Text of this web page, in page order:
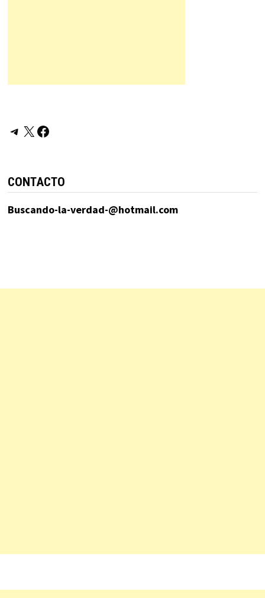
Telegram
X Facebook
CONTACTO
Buscando-la-verdad-@hotmail.com